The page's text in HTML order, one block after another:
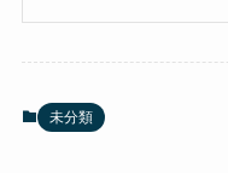
未分類